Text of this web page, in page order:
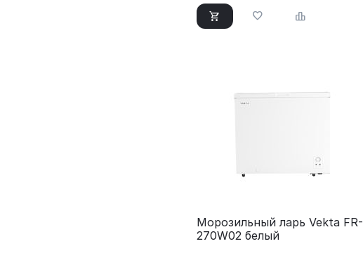
Морозильный ларь Vekta FR-
270W02 белый